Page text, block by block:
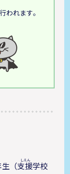
われます。
（支援学校